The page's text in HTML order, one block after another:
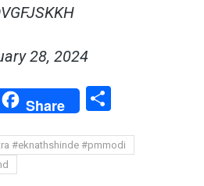
28, 2024
Share Share
#eknathshinde #pmmodi